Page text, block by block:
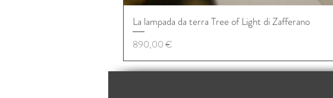
La lampada da terra Tree of Light di Zafferano
Prezzo
890,00 €